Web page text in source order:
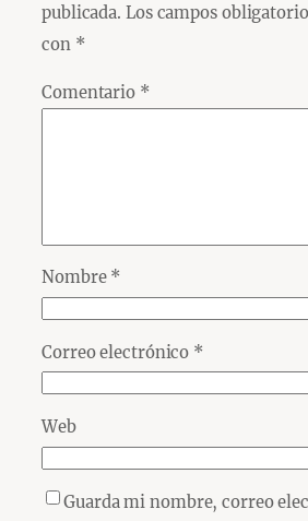
publicada. Los campos
con *
Comentario *
Nombre *
Correo electrónico *
Web
Guarda mi nombre, correo